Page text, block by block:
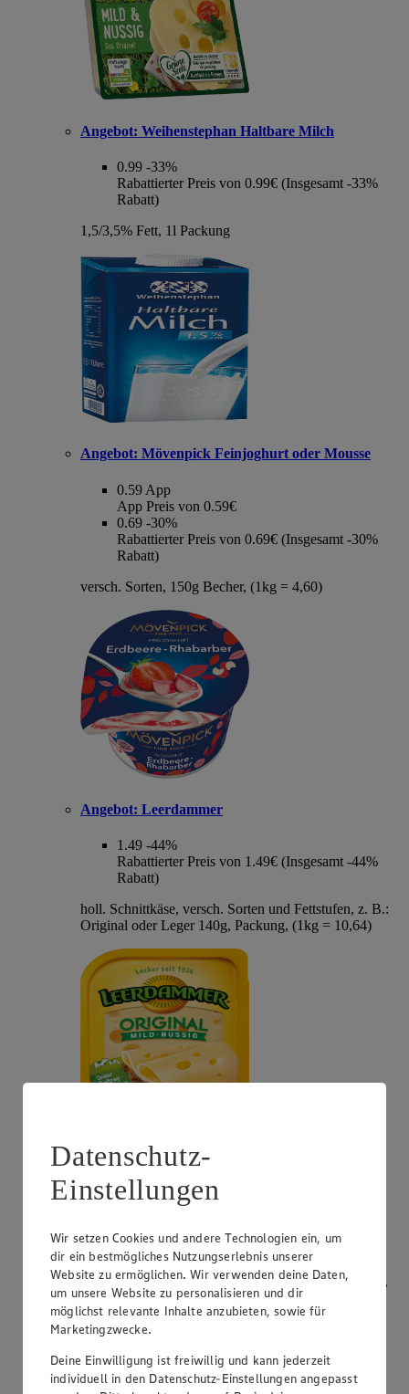
Angebot: Weihenstephan Haltbare Milch
0.99 -33%
Rabattierter Preis von 0.99€ (Insgesamt -33%
Rabatt)
1,5/3,5% Fett, 1l Packung
Angebot: Mövenpick Feinjoghurt oder Mousse
0.59 App
App Preis von 0.59€
0.69 -30%
Rabattierter Preis von 0.69€ (Insgesamt -30%
Rabatt)
versch. Sorten, 150g Becher, (1kg = 4,60)
Angebot: Leerdammer
1.49 -44%
Rabattierter Preis von 1.49€ (Insgesamt -44%
Rabatt)
holl. Schnittkäse, versch. Sorten und Fettstufen, z. B.:
Original oder Leger 140g, Packung, (1kg = 10,64)
Angebot: Bresso
0.99 App
App Preis von 0.99€
Rabattierter Preis von 1.11€ (Insgesamt -53%
Rabatt)
Frischkäsezubereitung, versch. Sorten und Fettstufen,
120/150g Packung/Becher, (1kg = 9,25/7,40)
Datenschutz-
Einstellungen
Wir setzen Cookies und andere Technologien ein, um
dir ein bestmögliches Nutzungserlebnis unserer
Website zu ermöglichen. Wir verwenden deine Daten,
um unsere Website zu personalisieren und dir
möglichst relevante Inhalte anzubieten, sowie für
Marketingzwecke.
Deine Einwilligung ist freiwillig und kann jederzeit
individuell in den Datenschutz-Einstellungen angepasst